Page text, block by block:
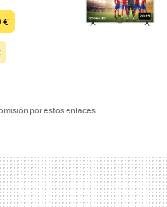
€
por estos enlaces